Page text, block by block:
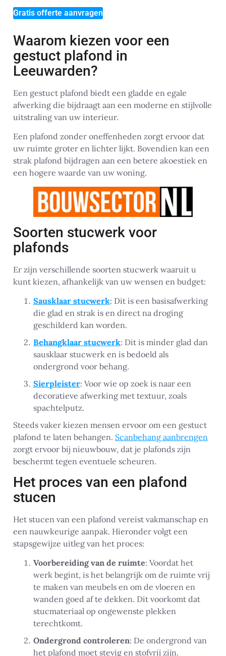
Gratis offerte aanvragen
Waarom kiezen voor een
gestuct plafond in
Leeuwarden?
Een gestuct plafond biedt een gladde en egale
afwerking die bijdraagt aan een moderne en stijlvolle
uitstraling van uw interieur.
Een plafond zonder oneffenheden zorgt ervoor dat
uw ruimte groter en lichter lijkt. Bovendien kan een
strak plafond bijdragen aan een betere akoestiek en
een hogere waarde van uw woning.
Soorten stucwerk voor
plafonds
Er zijn verschillende soorten stucwerk waaruit u
kunt kiezen, afhankelijk van uw wensen en budget:
Sausklaar stucwerk: Dit is een basisafwerking
die glad en strak is en direct na droging
geschilderd kan worden.
Behangklaar stucwerk: Dit is minder glad dan
sausklaar stucwerk en is bedoeld als
ondergrond voor behang.
Sierpleister: Voor wie op zoek is naar een
decoratieve afwerking met textuur, zoals
spachtelputz.
Steeds vaker kiezen mensen ervoor om een gestuct
plafond te laten behangen. Scanbehang aanbrengen
zorgt ervoor bij nieuwbouw, dat je plafonds zijn
beschermt tegen eventuele scheuren.
Het proces van een plafond
stucen
Het stucen van een plafond vereist vakmanschap en
een nauwkeurige aanpak. Hieronder volgt een
stapsgewijze uitleg van het proces:
Voorbereiding van de ruimte: Voordat het
werk begint, is het belangrijk om de ruimte vrij
te maken van meubels en om de vloeren en
wanden goed af te dekken. Dit voorkomt dat
stucmateriaal op ongewenste plekken
terechtkomt.
Ondergrond controleren: De ondergrond van
het plafond moet stevig en stofvrij zijn.